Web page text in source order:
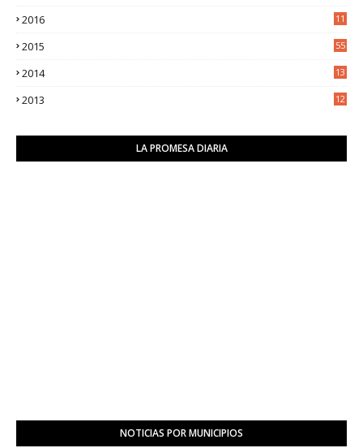
2016
11
2015 55
2014
13
2013
12
LA PROMESA DIARIA
NOTICIAS POR MUNICIPIOS